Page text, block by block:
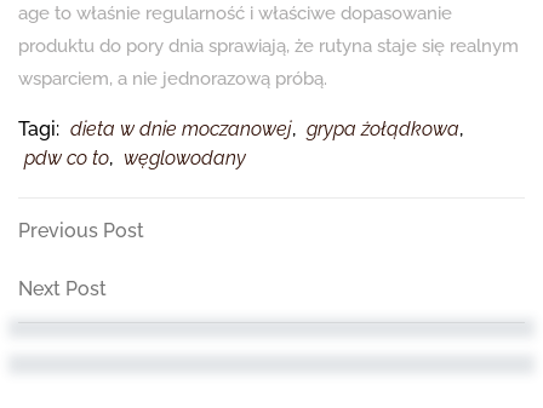
age to właśnie regularność i właściwe dopasowanie
produktu do pory dnia sprawiają, że rutyna staje się realnym
wsparciem, a nie jednorazową próbą.
Tagi: dieta w dnie moczanowej, grypa żołądkowa,
pdw co to, węglowodany
Nawigacja
wpisu
Previous
Previous Post
Next
Post
Next Post